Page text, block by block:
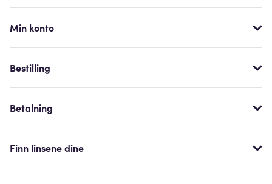
Min konto
Bestilling
Betalning
Finn linsene dine